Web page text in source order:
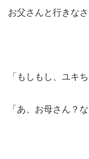
お父さんと行きな
「もしもし、ユキち
「あ、お母さん？な